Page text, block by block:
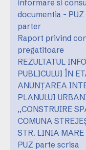
informare si
documentia -
parter
Raport privind
pregatitoare
REZULTATUL
PUBLICULUI ÎN
ANUNȚAREA
PLANULUI
,,CONSTRUIRE
COMUNA
STR. LINIA MARE
PUZ parte scrisa